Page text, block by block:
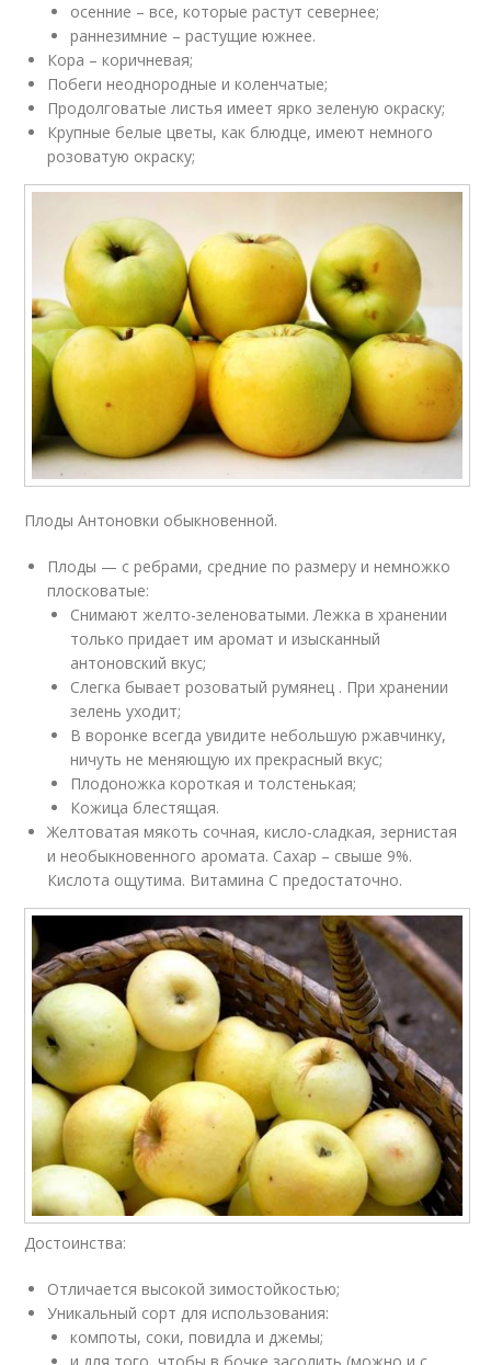
осенние – все, которые растут севернее;
раннезимние – растущие южнее.
Кора – коричневая;
Побеги неоднородные и коленчатые;
Продолговатые листья имеет ярко зеленую окраску;
Крупные белые цветы, как блюдце, имеют немного
розоватую окраску;
Плоды Антоновки обыкновенной.
Плоды — с ребрами, средние по размеру и немножко
плосковатые:
Снимают желто-зеленоватыми. Лежка в хранении
только придает им аромат и изысканный
антоновский вкус;
Слегка бывает розоватый румянец . При хранении
зелень уходит;
В воронке всегда увидите небольшую ржавчинку,
ничуть не меняющую их прекрасный вкус;
Плодоножка короткая и толстенькая;
Кожица блестящая.
Желтоватая мякоть сочная, кисло-сладкая, зернистая
и необыкновенного аромата. Сахар – свыше 9%.
Кислота ощутима. Витамина С предостаточно.
Достоинства:
Отличается высокой зимостойкостью;
Уникальный сорт для использования:
компоты, соки, повидла и джемы;